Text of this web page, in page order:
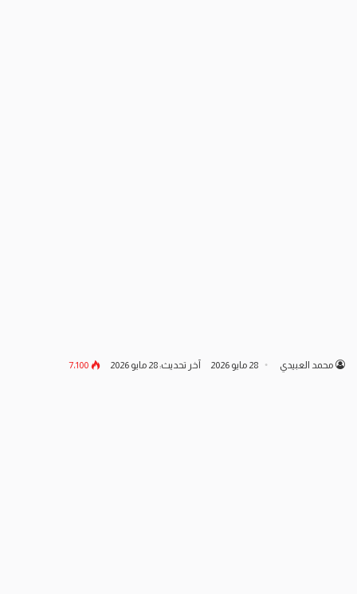
محمد العبيدي 28 مايو 2026 آخر تحديث: 28 مايو 2026 7٬100